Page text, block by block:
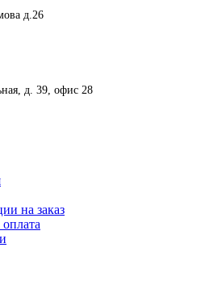
д.26
д. 39, офис 28
на заказ